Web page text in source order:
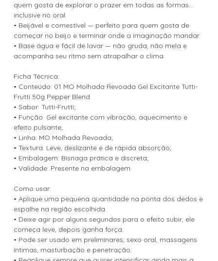
quem gosta de explorar o prazer em todas as formas…
inclusive no oral.
• Beijável e comestível — perfeito para quem gosta de
começar no beijo e terminar onde a imaginação mandar.
• Base água e fácil de lavar — não gruda, não mela e
acompanha seu ritmo sem atrapalhar o clima.
Ficha Técnica:
• Conteúdo: 01 MO Molhada Revoada Gel Excitante Tutti-
Frutti 50g Pepper Blend
• Sabor: Tutti-Frutti;
• Função: Gel excitante com vibração, aquecimento e
efeito pulsante;
• Linha: MO Molhada Revoada;
• Textura: Leve, deslizante e de rápida absorção;
• Embalagem: Bisnaga prática e discreta;
• Validade: Presente na embalagem.
Como usar:
• Aplique uma pequena quantidade na ponta dos dedos e
espalhe na região escolhida.
• Deixe agir por alguns segundos para o efeito subir, ele
começa leve, depois ganha força.
• Pode ser usado em preliminares, sexo oral, massagens
íntimas, masturbação e penetração.